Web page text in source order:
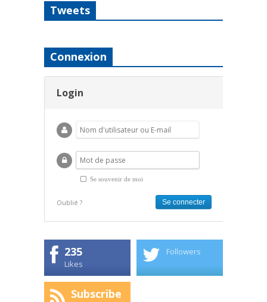
Tweets
Connexion
Login
Se souvenir de moi
Oublié ?
235
Likes
Followers
Subscribe